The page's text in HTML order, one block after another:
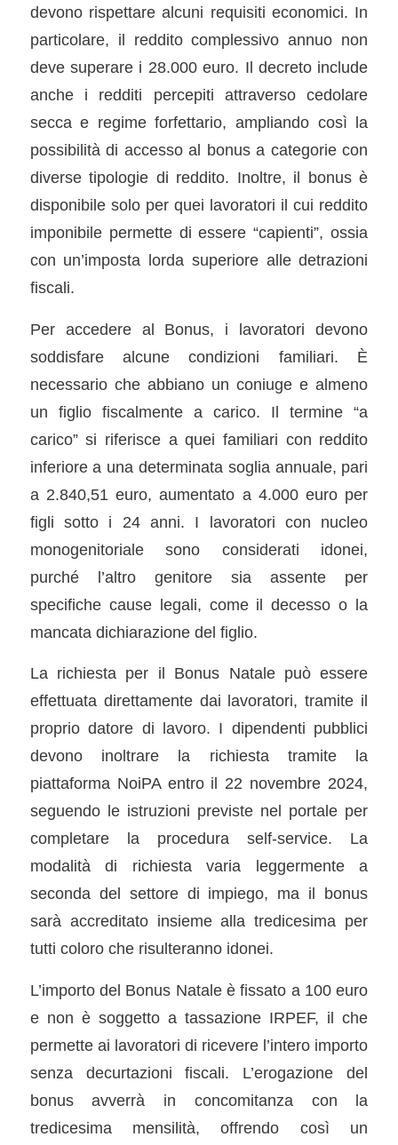
devono rispettare alcuni requisiti economici. In
particolare, il reddito complessivo annuo non
deve superare i 28.000 euro. Il decreto include
anche i redditi percepiti attraverso cedolare
secca e regime forfettario, ampliando così la
possibilità di accesso al bonus a categorie con
diverse tipologie di reddito. Inoltre, il bonus è
disponibile solo per quei lavoratori il cui reddito
imponibile permette di essere “capienti”, ossia
con un’imposta lorda superiore alle detrazioni
fiscali.
Per accedere al Bonus, i lavoratori devono
soddisfare alcune condizioni familiari. È
necessario che abbiano un coniuge e almeno
un figlio fiscalmente a carico. Il termine “a
carico” si riferisce a quei familiari con reddito
inferiore a una determinata soglia annuale, pari
a 2.840,51 euro, aumentato a 4.000 euro per
figli sotto i 24 anni. I lavoratori con nucleo
monogenitoriale sono considerati idonei,
purché l’altro genitore sia assente per
specifiche cause legali, come il decesso o la
mancata dichiarazione del figlio.
La richiesta per il Bonus Natale può essere
effettuata direttamente dai lavoratori, tramite il
proprio datore di lavoro. I dipendenti pubblici
devono inoltrare la richiesta tramite la
piattaforma NoiPA entro il 22 novembre 2024,
seguendo le istruzioni previste nel portale per
completare la procedura self-service. La
modalità di richiesta varia leggermente a
seconda del settore di impiego, ma il bonus
sarà accreditato insieme alla tredicesima per
tutti coloro che risulteranno idonei.
L’importo del Bonus Natale è fissato a 100 euro
e non è soggetto a tassazione IRPEF, il che
permette ai lavoratori di ricevere l’intero importo
senza decurtazioni fiscali. L’erogazione del
bonus avverrà in concomitanza con la
tredicesima mensilità, offrendo così un